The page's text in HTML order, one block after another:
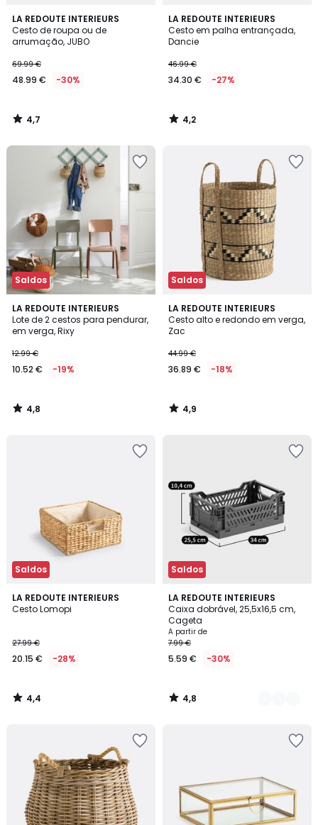
LA REDOUTE INTERIEURS
Cesto de roupa ou de
arrumação, JUBO
69.99 €
48.99 € -30%
4,7
/ 5
4,7
/
LA REDOUTE INTERIEURS
Cesto em palha entrançada,
Dancie
46.99 €
34.30 € -27%
4,2
/ 5
4,2
/
Saldos
LA REDOUTE INTERIEURS
Lote de 2 cestos para pendurar,
em verga, Rixy
12.99 €
10.52 € -19%
4,8
/ 5
4,8
/
Saldos
LA REDOUTE INTERIEURS
Cesto alto e redondo em verga,
Zac
44.99 €
36.89 € -18%
4,9
/ 5
4,9
/
Saldos
LA REDOUTE INTERIEURS
Cesto Lomopi
27.99 €
20.15 € -28%
4,4
/ 5
4,4
/
Saldos
LA REDOUTE INTERIEURS
Caixa dobrável, 25,5x16,5 cm,
Cageta
A partir de
7.99 €
5.59 € -30%
4,8
/ 5
3
Cores
4,8
/